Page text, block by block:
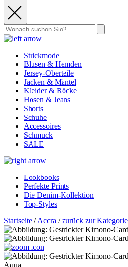
Strickmode
Blusen & Hemden
Jersey-Oberteile
Jacken & Mäntel
Kleider & Röcke
Hosen & Jeans
Shorts
Schuhe
Accessoires
Schmuck
SALE
Lookbooks
Perfekte Prints
Die Denim-Kollektion
Top-Styles
Startseite /Accra /zurück zur Kategorie